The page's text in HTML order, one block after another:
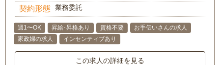
契約形態 業務委託
週1〜OK 昇給･昇格あり 資格不要
お手伝いさんの求人
家政婦の求人
インセンティブあり
この求人の詳細を見る